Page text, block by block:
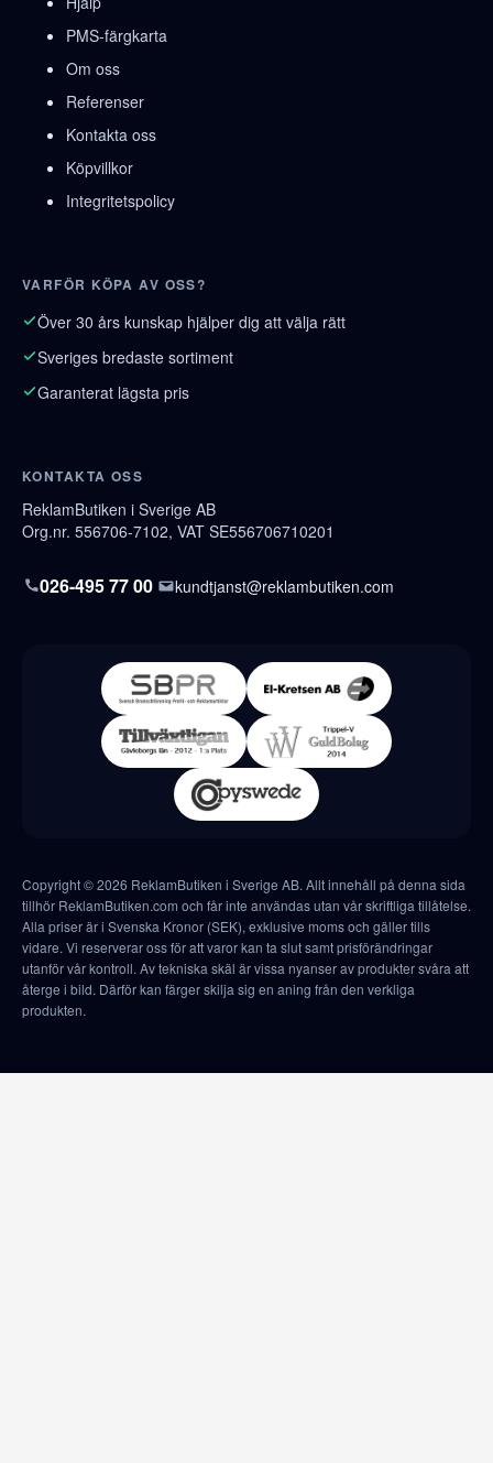
PMS-färgkarta
Om oss
Referenser
Kontakta oss
Köpvillkor
Integritetspolicy
VARFÖR KÖPA AV OSS?
Över 30 års kunskap hjälper dig att välja rätt
Sveriges bredaste sortiment
Garanterat lägsta pris
KONTAKTA OSS
ReklamButiken i Sverige AB
Org.nr. 556706-7102, VAT SE556706710201
026-495 77 00 kundtjanst@reklambutiken.com
Copyright © 2026 ReklamButiken i Sverige AB. Allt innehåll på denna sida
tillhör ReklamButiken.com och får inte användas utan vår skriftliga tillåtelse.
Alla priser är i Svenska Kronor (SEK), exklusive moms och gäller tills
vidare. Vi reserverar oss för att varor kan ta slut samt prisförändringar
utanför vår kontroll. Av tekniska skäl är vissa nyanser av produkter svåra att
återge i bild. Därför kan färger skilja sig en aning från den verkliga
produkten.